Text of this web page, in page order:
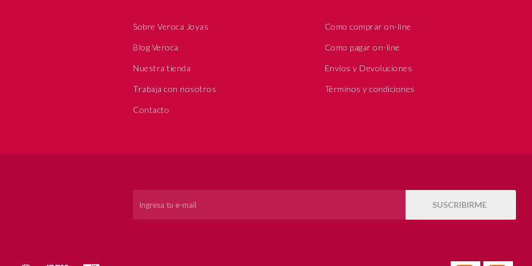
SUSCRIBIRME
Sobre Veroca Joyas
Blog Veroca
Nuestra tienda
Trabaja con nosotros
Contacto
Como comprar on-line
Como pagar on-line
Envíos y Devoluciones
Términos y condiciones